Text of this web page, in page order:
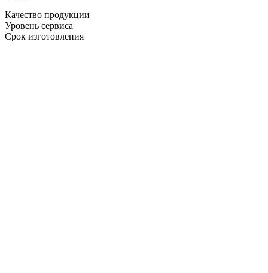
Качество продукции
Уровень сервиса
Срок изготовления